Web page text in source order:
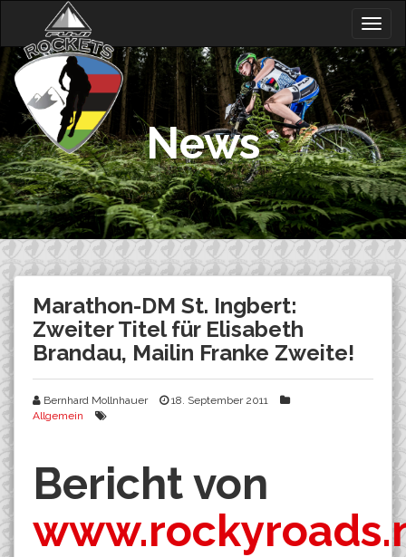
content
News
Marathon-DM St. Ingbert:
Zweiter Titel für Elisabeth
Brandau, Mailin Franke Zweite!
Bernhard Mollnhauer
18. September 2011
Allgemein
Bericht von